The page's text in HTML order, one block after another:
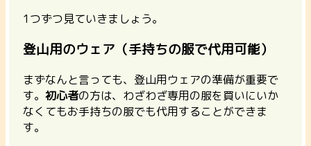
1つずつ見ていきましょう。
登山用のウェア（手持ちの服で代用可能）
まずなんと言っても、登山用ウェアの準備が重要で
す。 初心者の方は、わざわざ専用の服を買いにいか
なくてもお手持ちの服でも代用することができま
す。